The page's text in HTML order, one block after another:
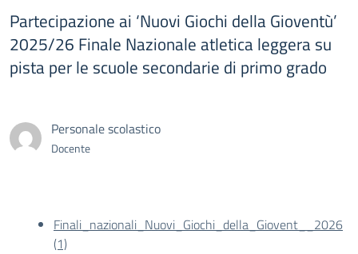
Partecipazione ai ‘Nuovi Giochi della Gioventù’
2025/26 Finale Nazionale atletica leggera su
pista per le scuole secondarie di primo grado
Personale scolastico
Docente
Finali_nazionali_Nuovi_Giochi_della_Giovent__2026
(1)